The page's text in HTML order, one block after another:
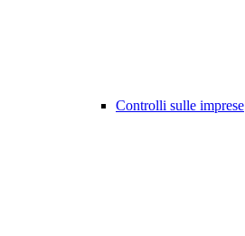
Controlli sulle imprese